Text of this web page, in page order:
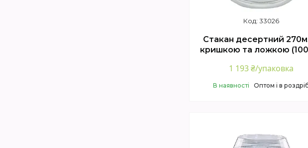
33026
Стакан десертний
кришкою та ложкою
1 193 ₴/упаковка
В наявності Оптом і в